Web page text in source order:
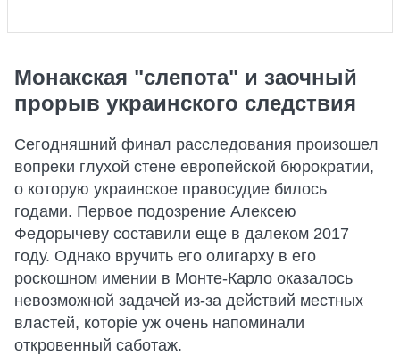
Монакская "слепота" и заочный
прорыв украинского следствия
Сегодняшний финал расследования произошел
вопреки глухой стене европейской бюрократии,
о которую украинское правосудие билось
годами. Первое подозрение Алексею
Федорычеву составили еще в далеком 2017
году. Однако вручить его олигарху в его
роскошном имении в Монте-Карло оказалось
невозможной задачей из-за действий местных
властей, которіе уж очень напоминали
откровенный саботаж.